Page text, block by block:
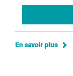
En savoir plus